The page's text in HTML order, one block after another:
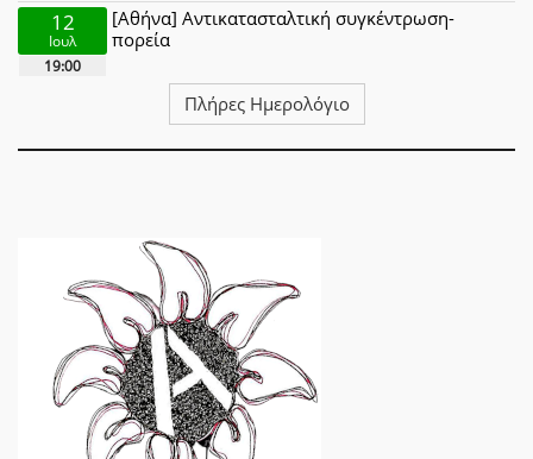
12
Ιουλ
19:00
[Αθήνα] Αντικατασταλτική συγκέντρωση-
πορεία
Πλήρες Ημερολόγιο